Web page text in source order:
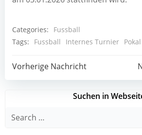
Categories:
Fussball
Tags:
Fussball Internes Turnier Pokal
Post
navigation
Vorherige Nachricht
Suchen in
Search